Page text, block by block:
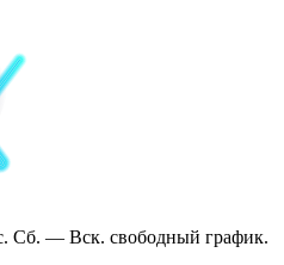
Сб. — Вск. свободный график.